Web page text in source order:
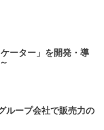
ーター」を開発・導
ループ会社で販売力の